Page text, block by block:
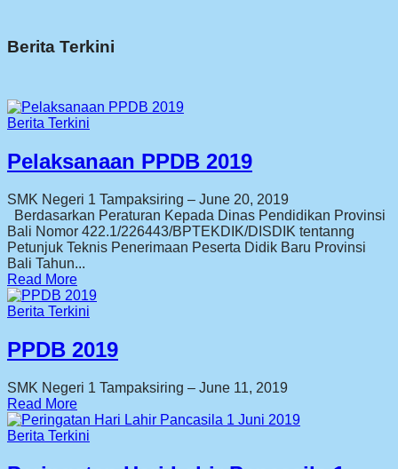
Berita Terkini
Berita Terkini
Pelaksanaan PPDB 2019
SMK Negeri 1 Tampaksiring – June 20, 2019
Berdasarkan Peraturan Kepada Dinas Pendidikan Provinsi
Bali Nomor 422.1/226443/BPTEKDIK/DISDIK tentanng
Petunjuk Teknis Penerimaan Peserta Didik Baru Provinsi
Bali Tahun...
Read More
Berita Terkini
PPDB 2019
SMK Negeri 1 Tampaksiring – June 11, 2019
Read More
Berita Terkini